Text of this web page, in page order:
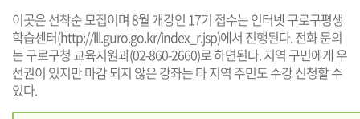
이곳은 선착순 모집이며 8월 개강인 17기 접수는 인터넷 구로구평생
학습센터(http://lll.guro.go.kr/index_r.jsp)에서 진행된다. 전화 문의
는 구로구청 교육지원과(02-860-2660)로 하면된다. 지역 구민에게 우
선권이 있지만 마감 되지 않은 강좌는 타 지역 주민도 수강 신청할 수
있다.